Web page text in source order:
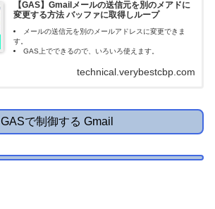
【GAS】Gmailメールの送信元を別のメアドに
変更する方法 バッファに取得しループ
メールの送信元を別のメールアドレスに変更できま
す。
GAS上でできるので、いろいろ使えます。
technical.verybestcbp.com
GASで制御する Gmail